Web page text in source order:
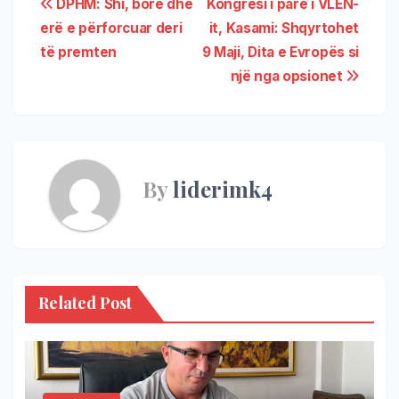
Kongresi i parë i VLEN-
it, Kasami: Shqyrtohet
9 Maji, Dita e Evropës si
një nga opsionet
DPHM: Shi, borë dhe
erë e përforcuar deri
të premten
Byliderimk4
Related Post